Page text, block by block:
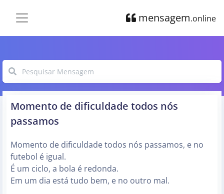
mensagem.online
Momento de dificuldade todos nós
passamos
Momento de dificuldade todos nós passamos, e no
futebol é igual.
É um ciclo, a bola é redonda.
Em um dia está tudo bem, e no outro mal.